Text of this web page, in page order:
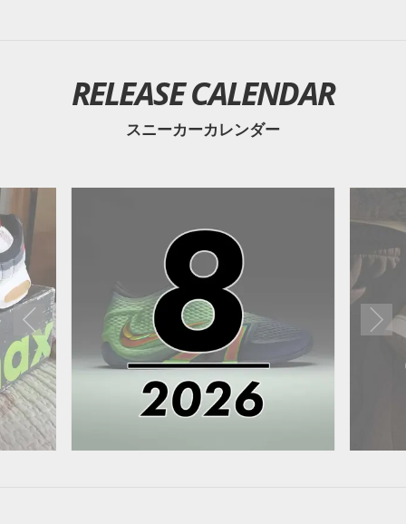
RELEASE CALENDAR
スニーカーカレンダー